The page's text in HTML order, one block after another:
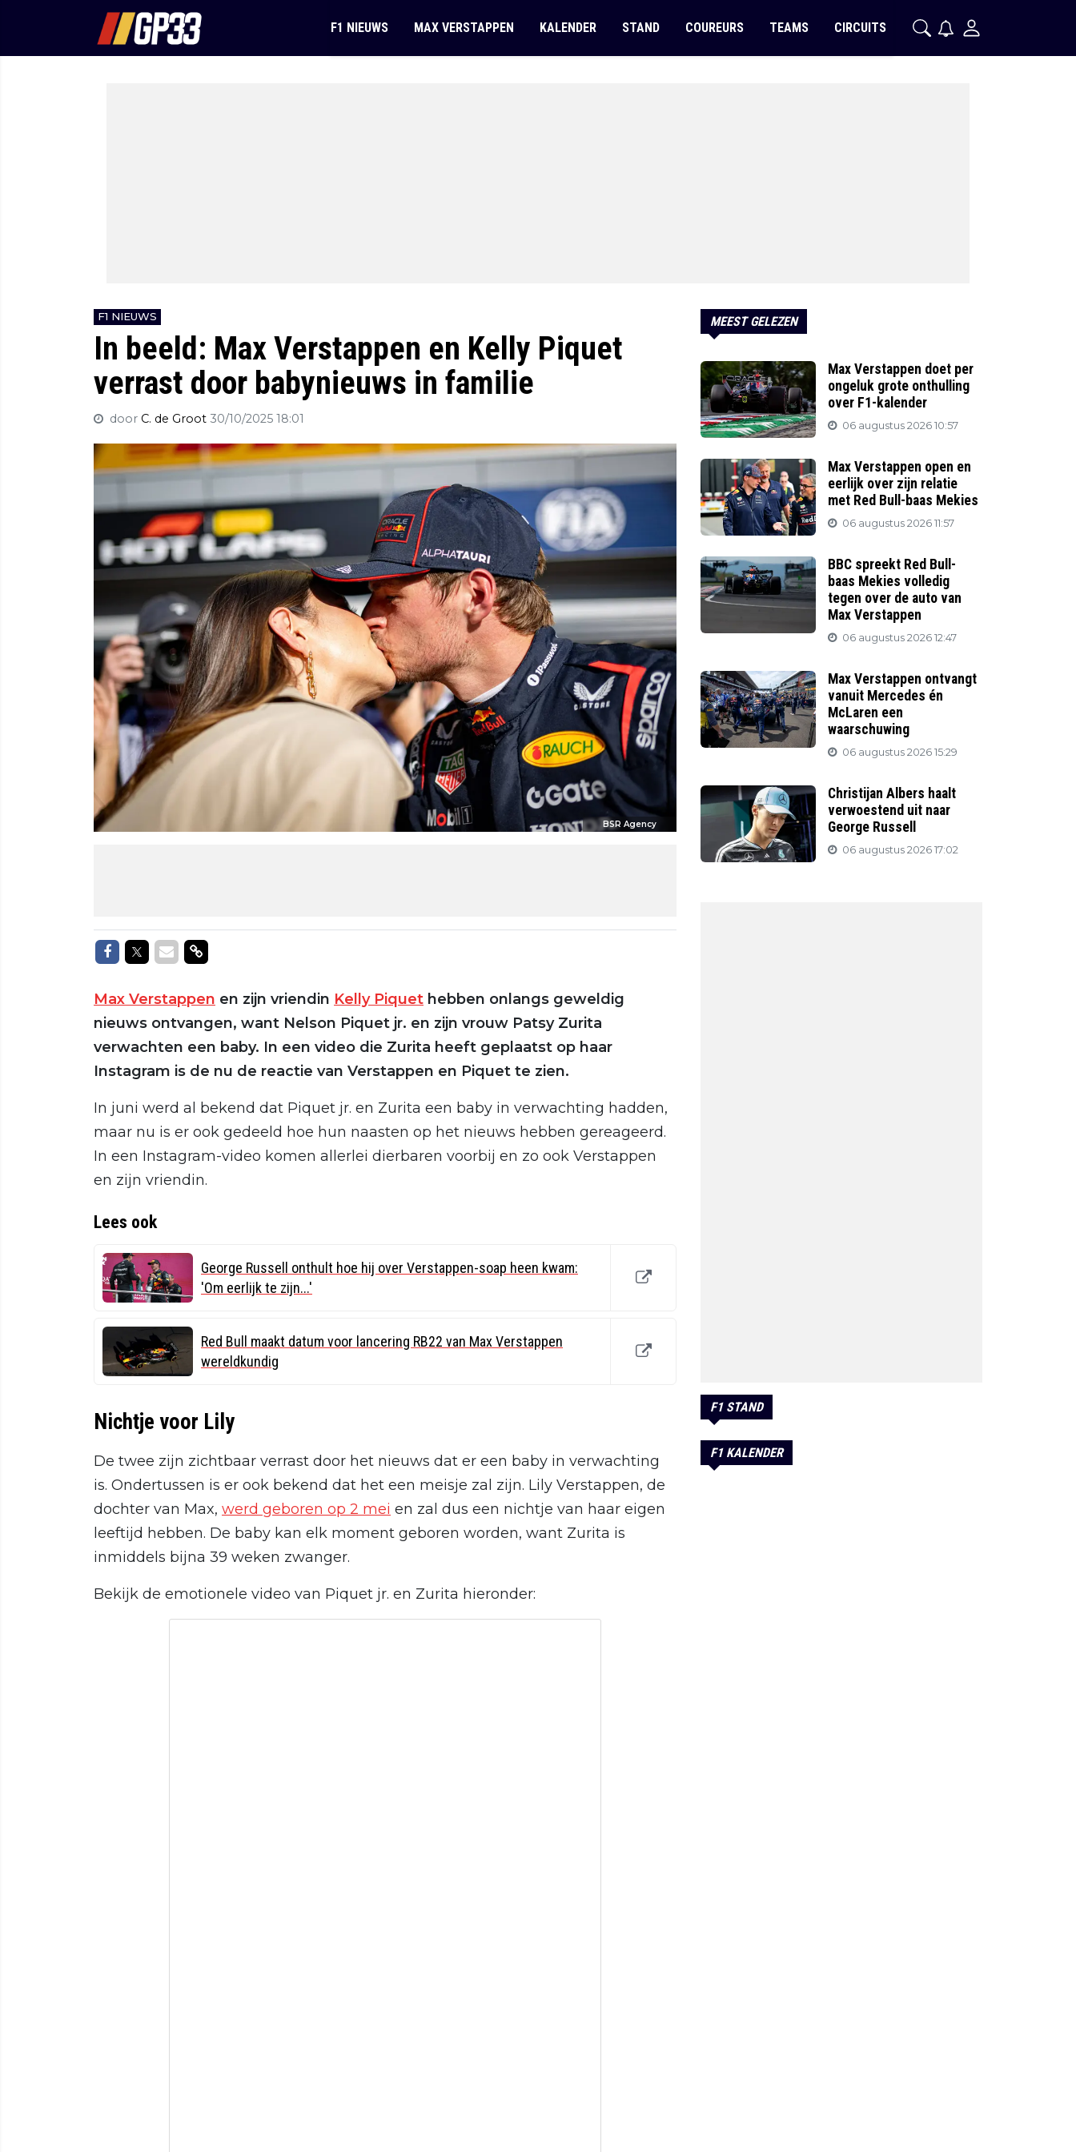
F1 NIEUWS MAX VERSTAPPEN KALENDER STAND COUREURS TEAMS CIRCUITS
F1 NIEUWS
In beeld: Max Verstappen en Kelly Piquet
verrast door babynieuws in familie
door C. de Groot 30/10/2025 18:01
BSR Agency
Delen op Facebook
Delen op Twitter
Delen via Mail
Delen via link
Max Verstappen en zijn vriendin Kelly Piquet hebben onlangs geweldig
nieuws ontvangen, want Nelson Piquet jr. en zijn vrouw Patsy Zurita
verwachten een baby. In een video die Zurita heeft geplaatst op haar
Instagram is de nu de reactie van Verstappen en Piquet te zien.
In juni werd al bekend dat Piquet jr. en Zurita een baby in verwachting hadden,
maar nu is er ook gedeeld hoe hun naasten op het nieuws hebben gereageerd.
In een Instagram-video komen allerlei dierbaren voorbij en zo ook Verstappen
en zijn vriendin.
Lees ook
George Russell onthult hoe hij over Verstappen-soap heen kwam:
'Om eerlijk te zijn...'
Red Bull maakt datum voor lancering RB22 van Max Verstappen
wereldkundig
Nichtje voor Lily
De twee zijn zichtbaar verrast door het nieuws dat er een baby in verwachting
is. Ondertussen is er ook bekend dat het een meisje zal zijn. Lily Verstappen, de
dochter van Max, werd geboren op 2 mei en zal dus een nichtje van haar eigen
leeftijd hebben. De baby kan elk moment geboren worden, want Zurita is
inmiddels bijna 39 weken zwanger.
Bekijk de emotionele video van Piquet jr. en Zurita hieronder:
MEEST GELEZEN
Max Verstappen doet per
ongeluk grote onthulling
over F1-kalender
06 augustus 2026 10:57
Max Verstappen open en
eerlijk over zijn relatie
met Red Bull-baas Mekies
06 augustus 2026 11:57
BBC spreekt Red Bull-
baas Mekies volledig
tegen over de auto van
Max Verstappen
06 augustus 2026 12:47
Max Verstappen ontvangt
vanuit Mercedes én
McLaren een
waarschuwing
06 augustus 2026 15:29
Christijan Albers haalt
verwoestend uit naar
George Russell
06 augustus 2026 17:02
F1 STAND
F1 KALENDER